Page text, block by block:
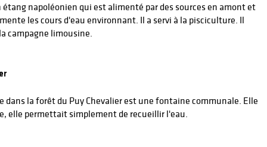
napoléonien qui est alimenté par des sources en amont et
les cours d'eau environnant. Il a servi à la pisciculture. Il
campagne limousine.
dans la forêt du Puy Chevalier est une fontaine communale. Elle
elle permettait simplement de recueillir l'eau.